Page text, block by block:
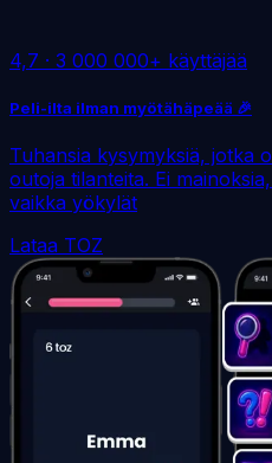
4,7 · 3 000 000+ käyttäjää
Peli-ilta ilman myötähäpeää 🎉
Tuhansia kysymyksiä, jotka
outoja tilanteita. Ei
vaikka yökylät
Lataa TOZ